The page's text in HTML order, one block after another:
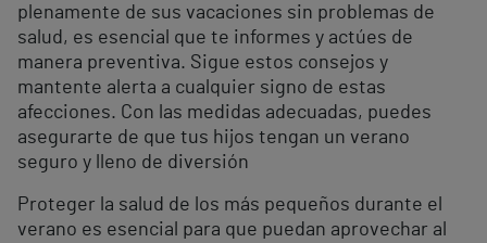
plenamente de sus vacaciones sin problemas de
salud, es esencial que te informes y actúes de
manera preventiva. Sigue estos consejos y
mantente alerta a cualquier signo de estas
afecciones. Con las medidas adecuadas, puedes
asegurarte de que tus hijos tengan un verano
seguro y lleno de diversión
Proteger la salud de los más pequeños durante el
verano es esencial para que puedan aprovechar al